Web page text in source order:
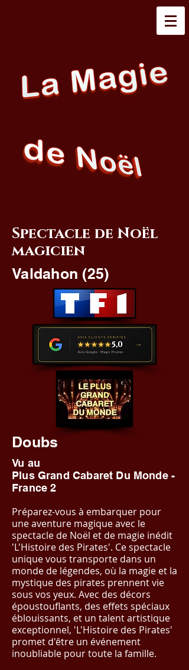
Spectacle de Noël
magicien
Valdahon (25)
Doubs
Vu au
Plus Grand Cabaret Du Monde -
France 2
Préparez-vous à embarquer pour
une aventure magique avec le
spectacle de Noël et de magie inédit
'L'Histoire des Pirates'. Ce spectacle
unique vous transporte dans un
monde de légendes, où la magie et la
mystique des pirates prennent vie
sous vos yeux. Avec des décors
époustouflants, des effets spéciaux
éblouissants, et un talent artistique
exceptionnel, 'L'Histoire des Pirates'
promet d'être un événement
inoubliable pour toute la famille.